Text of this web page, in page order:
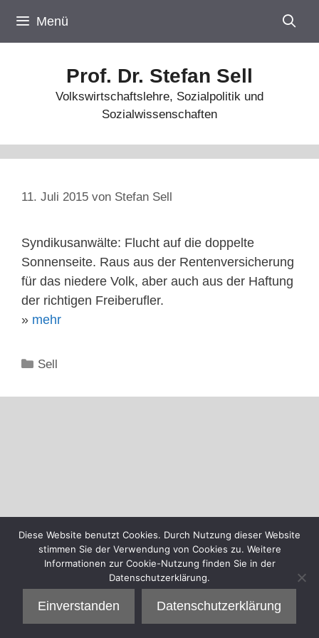
Inhalt
springen
Menü
Prof. Dr. Stefan Sell
Volkswirtschaftslehre, Sozialpolitik und
Sozialwissenschaften
11. Juli 2015 von Stefan Sell
Syndikusanwälte: Flucht auf die doppelte
Sonnenseite. Raus aus der Rentenversicherung
für das niedere Volk, aber auch aus der Haftung
der richtigen Freiberufler.
» mehr
Kategorien
Sell
Diese Website benutzt Cookies. Durch Nutzung dieser Website
stimmen Sie der Verwendung von Cookies zu. Weitere
Informationen zur Cookie-Nutzung finden Sie in der
Datenschutzerklärung.
Einverstanden Datenschutzerklärung